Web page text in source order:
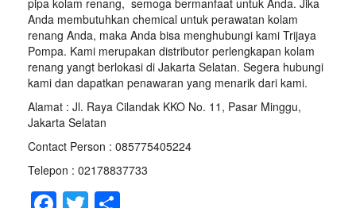
Anda membutuhkan chemical untuk perawatan kolam
renang Anda, maka Anda bisa menghubungi kami Trijaya
Pompa. Kami merupakan distributor perlengkapan kolam
renang yangt berlokasi di Jakarta Selatan. Segera hubungi
kami dan dapatkan penawaran yang menarik dari kami.
Alamat : Jl. Raya Cilandak KKO No. 11, Pasar Minggu,
Jakarta Selatan
Contact Person : 085775405224
Telepon : 02178837733